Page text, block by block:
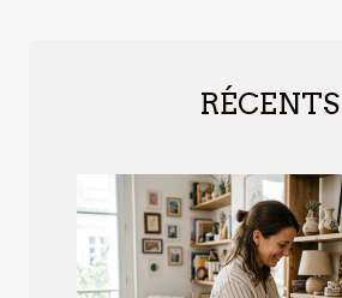
RÉCENTS